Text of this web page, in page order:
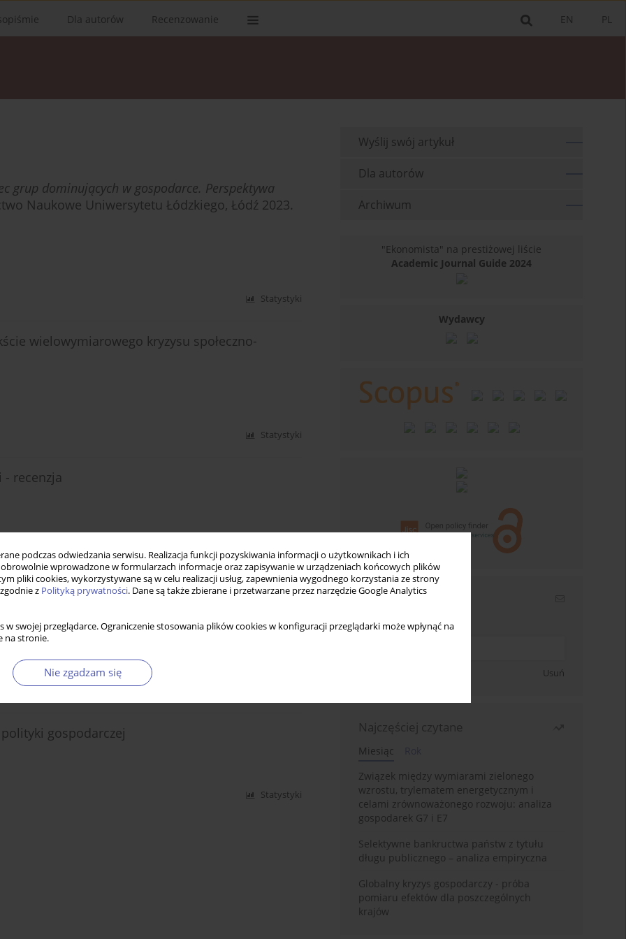
podczas odwiedzania serwisu. Realizacja funkcji pozyskiwania informacji o użytkownikach i ich
wprowadzone w formularzach informacje oraz zapisywanie w urządzeniach końcowych plików
pliki cookies, wykorzystywane są w celu realizacji usług, zapewnienia wygodnego korzystania ze strony
z Polityką prywatności. Dane są także zbierane i przetwarzane przez narzędzie Google Analytics
w swojej przeglądarce. Ograniczenie stosowania plików cookies w konfiguracji przeglądarki może wpłynąć na
na stronie.
Nie zgadzam się
PL
EN
Dla autorów Recenzowanie
grup dominujących w gospodarce. Perspektywa
Naukowe Uniwersytetu Łódzkiego, Łódź 2023.
Statystyki
wielowymiarowego kryzysu społeczno-
Statystyki
recenzja
Statystyki
zbiorowa pod red. Grzegorza W. Kołodki i Jacka
2019, ss. 460 (wraz z aneksem)
gospodarczej
Statystyki
Wyślij swój artykuł
Dla autorów
Archiwum
"Ekonomista" na prestiżowej liście
Academic Journal Guide 2024
Wydawcy
Newsletter
Wpisz swój adres email
Usuń
Najczęściej czytane
Miesiąc
Związek między wymiarami zielonego
wzrostu, trylematem energetycznym i
celami zrównoważonego rozwoju: analiza
gospodarek G7 i E7
Selektywne bankructwa państw z tytułu
długu publicznego – analiza empiryczna
Globalny kryzys gospodarczy - próba
pomiaru efektów dla poszczególnych
krajów